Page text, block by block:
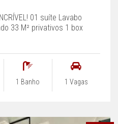
01 suíte Lavabo
33 M² privativos 1 box
1 Banho 1 Vagas